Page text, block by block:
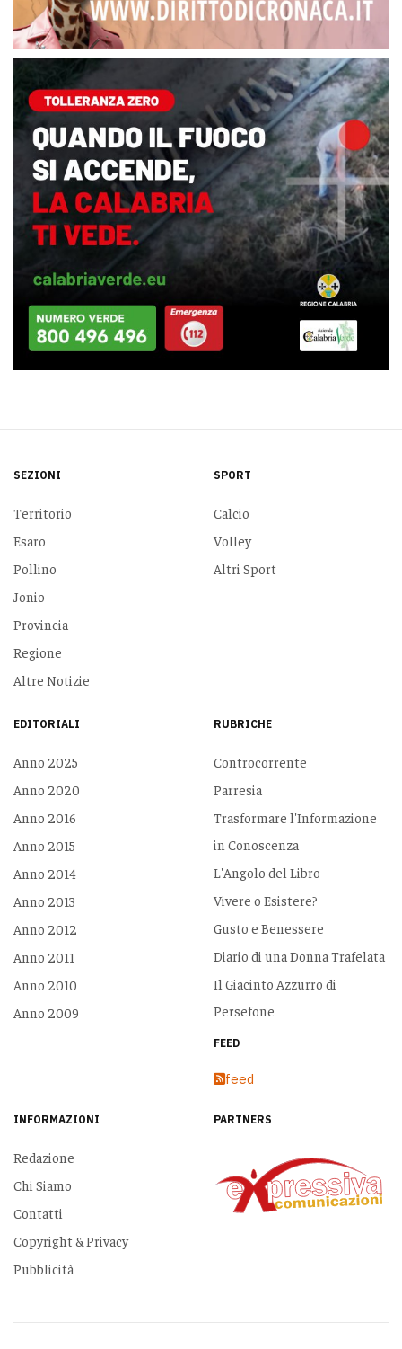
SEZIONI
Territorio
Esaro
Pollino
Jonio
Provincia
Regione
Altre Notizie
SPORT
Calcio
Volley
Altri Sport
EDITORIALI
Anno 2025
Anno 2020
Anno 2016
Anno 2015
Anno 2014
Anno 2013
Anno 2012
Anno 2011
Anno 2010
Anno 2009
RUBRICHE
Controcorrente
Parresia
Trasformare l'Informazione
in Conoscenza
L'Angolo del Libro
Vivere o Esistere?
Gusto e Benessere
Diario di una Donna Trafelata
Il Giacinto Azzurro di
Persefone
FEED
feed
INFORMAZIONI
Redazione
Chi Siamo
Contatti
Copyright & Privacy
Pubblicità
PARTNERS